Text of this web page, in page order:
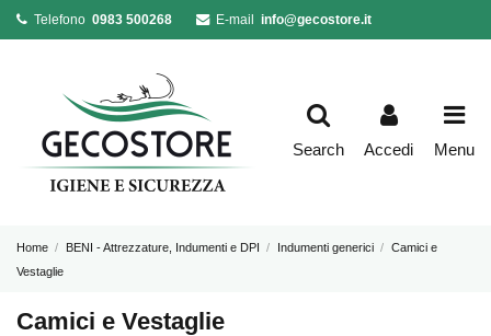
Telefono0983 500268 E-mail info@gecostore.it
Search Accedi Menu
Home BENI - Attrezzature, Indumenti e DPI Indumenti generici
Camici e
Vestaglie
Camici e Vestaglie